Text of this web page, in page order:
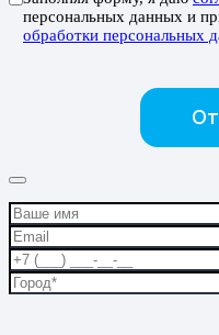
персональных данных и
обработки персональных